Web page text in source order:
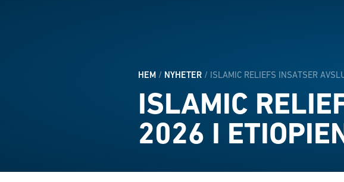
HEM / NYHETER / ISLAMIC RELIEFS INSATSER
ISLAMIC
2026 I